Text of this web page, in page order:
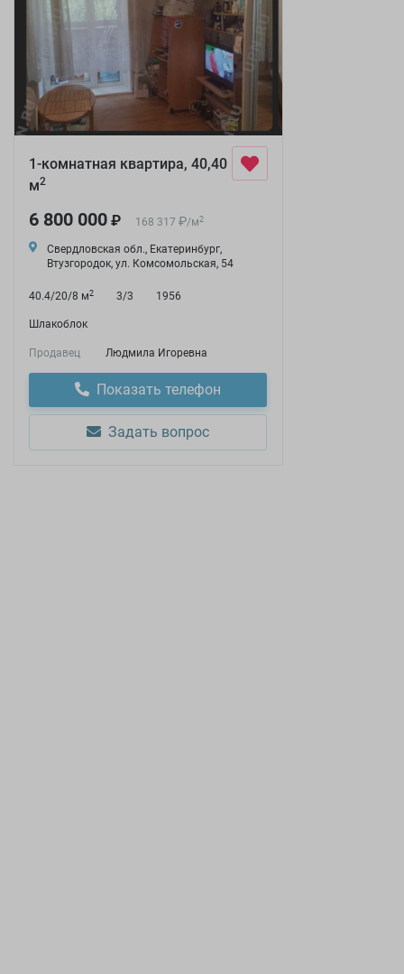
1-комнатная квартира, 40,40
м2
6 800 000 ₽ 168 317 ₽/м2
Свердловская обл., Екатеринбург,
Втузгородок, ул. Комсомольская, 54
40.4/20/8 м2 3/3 1956
Шлакоблок
Продавец Людмила Игоревна
Показать телефон
Задать вопрос